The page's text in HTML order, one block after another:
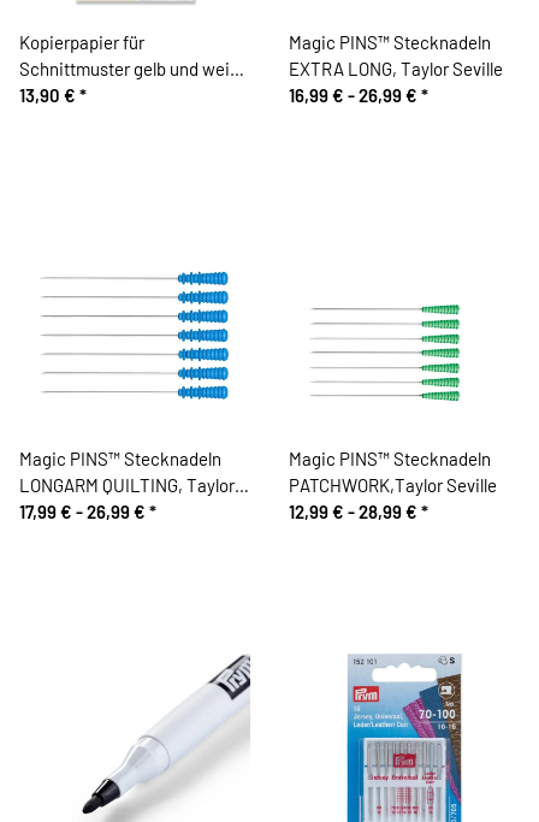
Kopierpapier für
Schnittmuster gelb und weiß,
burda style
13,90 € *
Magic PINS™ Stecknadeln
EXTRA LONG, Taylor Seville
16,99 € -26,99 € *
Magic PINS™ Stecknadeln
LONGARM QUILTING, Taylor
Seville
17,99 € -26,99 € *
Magic PINS™ Stecknadeln
PATCHWORK,Taylor Seville
12,99 € -28,99 € *